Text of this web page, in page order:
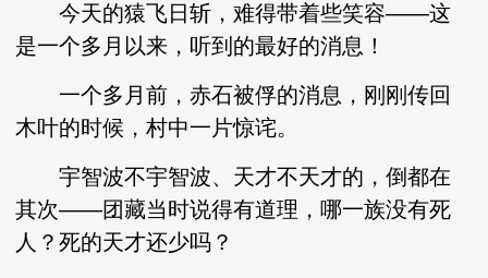
今天的猿飞日斩，难得带着些笑容——这
是一个多月以来，听到的最好的消息！
一个多月前，赤石被俘的消息，刚刚传回
木叶的时候，村中一片惊诧。
宇智波不宇智波、天才不天才的，倒都在
其次——团藏当时说得有道理，哪一族没有死
人？死的天才还少吗？